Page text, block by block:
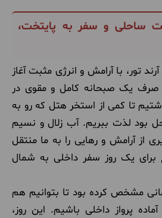
ساحلی و سفر به پایتخت،
تور، با آرامش و انرژی مثبت آغاز
صرف یک صبحانه کامل و مقوی در
تا کمی از استخر هتل که رو به
بود لذت ببریم. آب زلال و نسیم
از آرامش و رهایی را به ما منتقل
برای یک روز سفر داخلی به شمال
مشخص کرده بود تا بتوانیم هم
پرواز داخلی باشیم. این روز،